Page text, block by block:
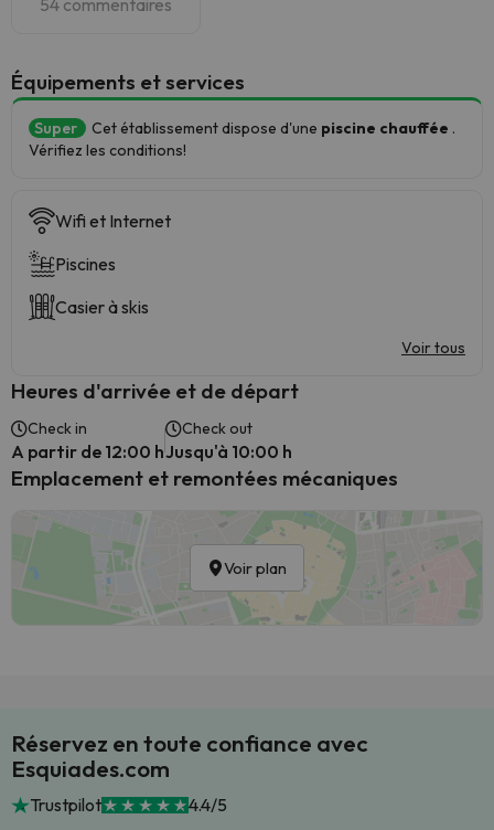
54 commentaires
​Équipements et services
Super Cet établissement dispose d'une piscine chauffée .
Vérifiez les conditions!
Wifi et Internet
Piscines
Casier à skis
Voir tous
Heures d'arrivée et de départ
Check in
A partir de 12:00 h
Check out
Jusqu'à 10:00 h
Emplacement et remontées mécaniques
Voir plan
Réservez en toute confiance avec
Esquiades.com
Trustpilot 4.4/5